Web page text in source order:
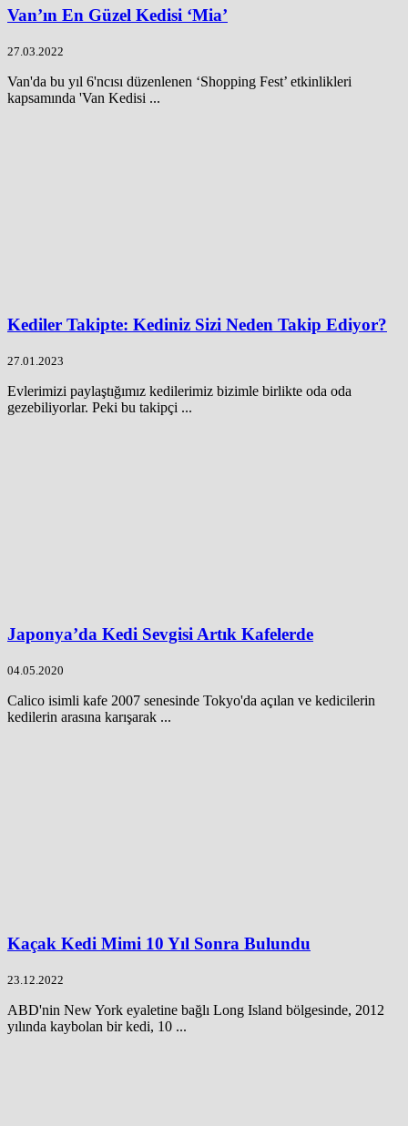
Van’ın En Güzel Kedisi ‘Mia’
27.03.2022
Van'da bu yıl 6'ncısı düzenlenen ‘Shopping Fest’ etkinlikleri
kapsamında 'Van Kedisi ...
Kediler Takipte: Kediniz Sizi Neden Takip Ediyor?
27.01.2023
Evlerimizi paylaştığımız kedilerimiz bizimle birlikte oda oda
gezebiliyorlar. Peki bu takipçi ...
Japonya’da Kedi Sevgisi Artık Kafelerde
04.05.2020
Calico isimli kafe 2007 senesinde Tokyo'da açılan ve kedicilerin
kedilerin arasına karışarak ...
Kaçak Kedi Mimi 10 Yıl Sonra Bulundu
23.12.2022
ABD'nin New York eyaletine bağlı Long Island bölgesinde, 2012
yılında kaybolan bir kedi, 10 ...